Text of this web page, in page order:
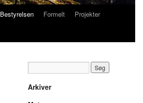
Bestyrelsen Formelt
Projekter
Arkiver